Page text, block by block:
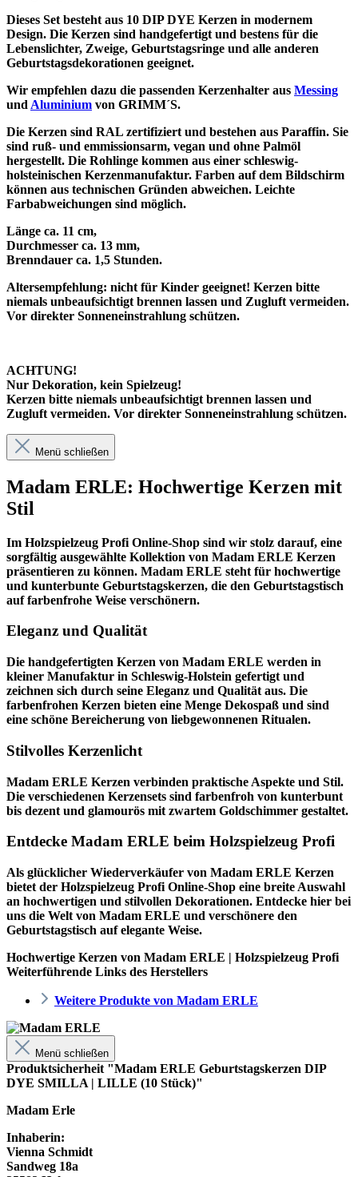
Dieses Set besteht aus 10 DIP DYE Kerzen in modernem
Design. Die Kerzen sind handgefertigt und bestens für die
Lebenslichter, Zweige, Geburtstagsringe und alle anderen
Geburtstagsdekorationen geeignet.
Wir empfehlen dazu die passenden Kerzenhalter aus Messing
und Aluminium von GRIMM´S.
Die Kerzen sind RAL zertifiziert und bestehen aus Paraffin. Sie
sind ruß- und emmissionsarm, vegan und ohne Palmöl
hergestellt. Die Rohlinge kommen aus einer schleswig-
holsteinischen Kerzenmanufaktur. Farben auf dem Bildschirm
können aus technischen Gründen abweichen. Leichte
Farbabweichungen sind möglich.
Länge ca. 11 cm,
Durchmesser ca. 13 mm,
Brenndauer ca. 1,5 Stunden.
Altersempfehlung: nicht für Kinder geeignet! Kerzen bitte
niemals unbeaufsichtigt brennen lassen und Zugluft vermeiden.
Vor direkter Sonneneinstrahlung schützen.
ACHTUNG!
Nur Dekoration, kein Spielzeug!
Kerzen bitte niemals unbeaufsichtigt brennen lassen und
Zugluft vermeiden. Vor direkter Sonneneinstrahlung schützen.
Menü schließen
Madam ERLE: Hochwertige Kerzen mit
Stil
Im Holzspielzeug Profi Online-Shop sind wir stolz darauf, eine
sorgfältig ausgewählte Kollektion von Madam ERLE Kerzen
präsentieren zu können. Madam ERLE steht für hochwertige
und kunterbunte Geburtstagskerzen, die den Geburtstagstisch
auf farbenfrohe Weise verschönern.
Eleganz und Qualität
Die handgefertigten Kerzen von Madam ERLE werden in
kleiner Manufaktur in Schleswig-Holstein gefertigt und
zeichnen sich durch seine Eleganz und Qualität aus. Die
farbenfrohen Kerzen bieten eine Menge Dekospaß und sind
eine schöne Bereicherung von liebgewonnenen Ritualen.
Stilvolles Kerzenlicht
Madam ERLE Kerzen verbinden praktische Aspekte und Stil.
Die verschiedenen Kerzensets sind farbenfroh von kunterbunt
bis dezent und glamourös mit zwartem Goldschimmer gestaltet.
Entdecke Madam ERLE beim Holzspielzeug Profi
Als glücklicher Wiederverkäufer von Madam ERLE Kerzen
bietet der Holzspielzeug Profi Online-Shop eine breite Auswahl
an hochwertigen und stilvollen Dekorationen. Entdecke hier bei
uns die Welt von Madam ERLE und verschönere den
Geburtstagstisch auf elegante Weise.
Hochwertige Kerzen von Madam ERLE | Holzspielzeug Profi
Weiterführende Links des Herstellers
Weitere Produkte von Madam ERLE
Menü schließen
Produktsicherheit "Madam ERLE Geburtstagskerzen DIP
DYE SMILLA | LILLE (10 Stück)"
Madam Erle
Inhaberin:
Vienna Schmidt
Sandweg 18a